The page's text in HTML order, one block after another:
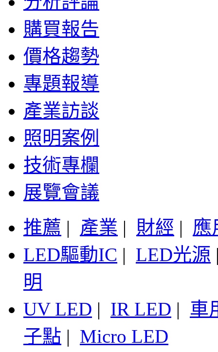
購買報告
價格趨勢
專題報導
產業訪談
照明案例
技術專欄
展覽會議
推薦 | 產業 | 財經 | 應
LED驅動IC | LED光源
明
UV LED | IR LED | 車
子點 | Micro LED